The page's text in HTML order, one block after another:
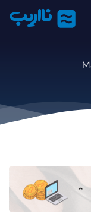
نااریب